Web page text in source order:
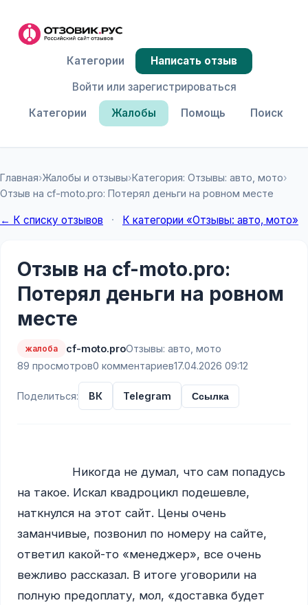
Категории Жалобы Помощь Поиск
Категории
Написать отзыв
Войти или зарегистрироваться
Главная›Жалобы и отзывы›Категория: Отзывы: авто, мото›
Отзыв на cf-moto.pro: Потерял деньги на ровном месте
← К списку отзывов · К категории «Отзывы: авто, мото»
Отзыв на cf-moto.pro:
Потерял деньги на ровном
месте
жалоба cf-moto.proОтзывы: авто, мото
89 просмотров0 комментариев17.04.2026 09:12
Поделиться: ВК Telegram Ссылка
на такое. Искал квадроцикл подешевле,
наткнулся на этот сайт. Цены очень
заманчивые, позвонил по номеру на сайте,
ответил какой-то «менеджер», все очень
вежливо рассказал. В итоге уговорили на
полную предоплату, мол, «доставка будет